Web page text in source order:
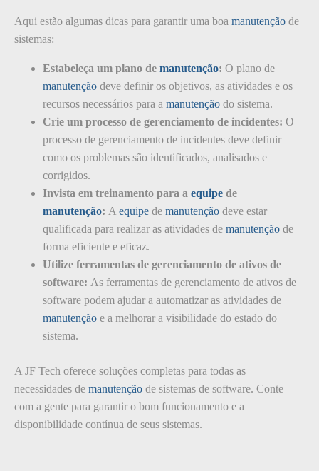
Aqui estão algumas dicas para garantir uma boa manutenção de
sistemas:
Estabeleça um plano de manutenção: O plano de
manutenção deve definir os objetivos, as atividades e os
recursos necessários para a manutenção do sistema.
Crie um processo de gerenciamento de incidentes: O
processo de gerenciamento de incidentes deve definir
como os problemas são identificados, analisados e
corrigidos.
Invista em treinamento para a equipe de
manutenção: A equipe de manutenção deve estar
qualificada para realizar as atividades de manutenção de
forma eficiente e eficaz.
Utilize ferramentas de gerenciamento de ativos de
software: As ferramentas de gerenciamento de ativos de
software podem ajudar a automatizar as atividades de
manutenção e a melhorar a visibilidade do estado do
sistema.
A JF Tech oferece soluções completas para todas as
necessidades de manutenção de sistemas de software. Conte
com a gente para garantir o bom funcionamento e a
disponibilidade contínua de seus sistemas.